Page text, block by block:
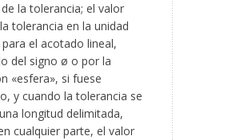
la tolerancia; el valor
tolerancia en la unidad
el acotado lineal,
del signo ø o por la
«esfera», si fuese
y cuando la tolerancia se
longitud delimitada,
cualquier parte, el valor